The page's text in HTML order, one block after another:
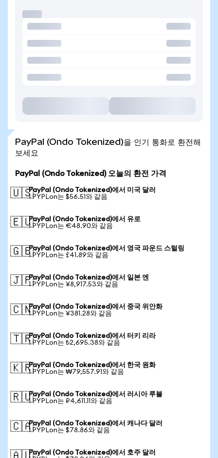
PayPal (Ondo Tokenized)을 인기 통화로 환전해
보세요
PayPal (Ondo Tokenized) 오늘의 환전 가격
🇺🇸PayPal (Ondo Tokenized)에서 미국 달러
1 PYPLon는 $56.51와 같음
🇪🇺PayPal (Ondo Tokenized)에서 유로
1 PYPLon는 €48.90와 같음
🇬🇧PayPal (Ondo Tokenized)에서 영국 파운드 스털링
1 PYPLon는 £41.89와 같음
🇯🇵PayPal (Ondo Tokenized)에서 일본 엔
1 PYPLon는 ¥8,917.53와 같음
🇨🇳PayPal (Ondo Tokenized)에서 중국 위안화
1 PYPLon는 ¥381.28와 같음
🇹🇷PayPal (Ondo Tokenized)에서 터키 리라
1 PYPLon는 ₺2,695.38와 같음
🇰🇷PayPal (Ondo Tokenized)에서 한국 원화
1 PYPLon는 ₩79,557.91와 같음
🇷🇺PayPal (Ondo Tokenized)에서 러시아 루블
1 PYPLon는 ₽4,611.11와 같음
🇨🇦PayPal (Ondo Tokenized)에서 캐나다 달러
1 PYPLon는 $78.86와 같음
PayPal (Ondo Tokenized)에서 호주 달러